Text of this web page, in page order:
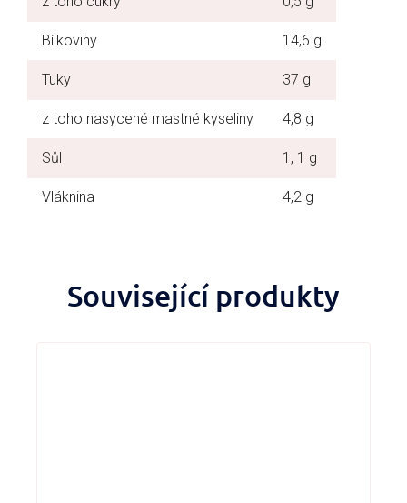
Související produkty
Bílkoviny 14,6 g
Tuky 37 g
z toho nasycené mastné kyseliny 4,8 g
Sůl 1, 1 g
Vláknina 4,2 g